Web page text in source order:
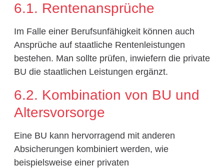
6.1. Rentenansprüche
Im Falle einer Berufsunfähigkeit können auch
Ansprüche auf staatliche Rentenleistungen
bestehen. Man sollte prüfen, inwiefern die private
BU die staatlichen Leistungen ergänzt.
6.2. Kombination von BU und
Altersvorsorge
Eine BU kann hervorragend mit anderen
Absicherungen kombiniert werden, wie
beispielsweise einer privaten